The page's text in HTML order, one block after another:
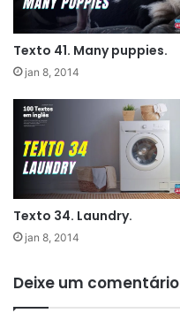
Texto 41. Many puppies.
jan 8, 2014
Texto 34. Laundry.
jan 8, 2014
Deixe um comentário